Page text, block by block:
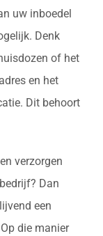
uw inboedel
Denk
of het
en het
Dit behoort
verzorgen
Dan
een
die manier